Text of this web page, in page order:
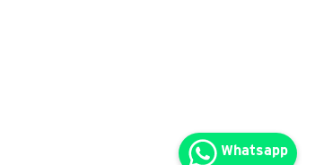
Whatsapp